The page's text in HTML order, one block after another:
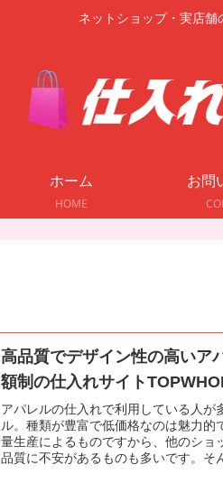
ネットショップ・実店舗
ホーム
HOME
お問
高品質でデザイン性の高いア
額制の仕入れサイト
アパレルの仕入れで利用している人が
ル。種類が豊富で低価格なのは魅力的
量生産によるものですから、他のショ
品質に不安があるものも多いです。そ